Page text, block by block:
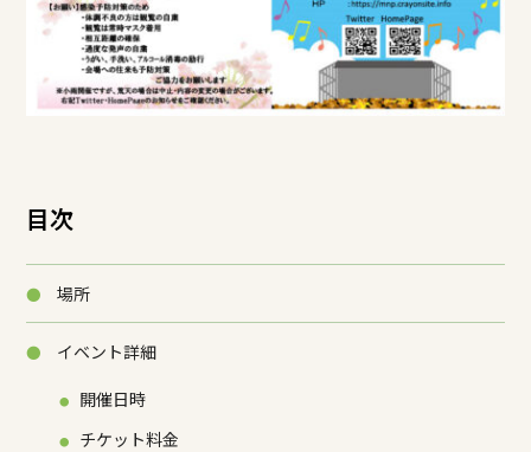
目次
場所
イベント詳細
開催日時
チケット料金